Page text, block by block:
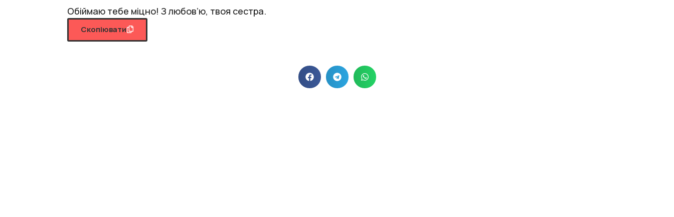
Обіймаю тебе міцно! З любов’ю, твоя сестра.
Скопіювати